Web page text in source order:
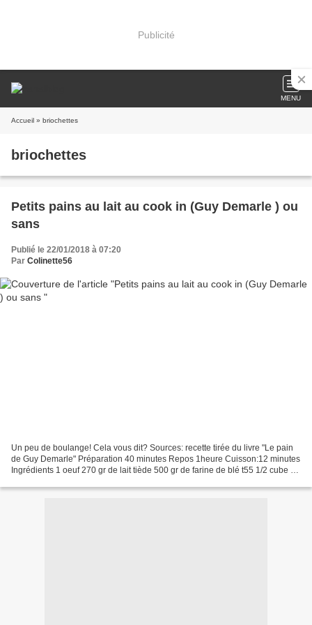
Publicité
MENU
Accueil » briochettes
briochettes
Petits pains au lait au cook in (Guy Demarle ) ou
sans
Publié le 22/01/2018 à 07:20
Par Colinette56
Un peu de boulange! Cela vous dit? Sources: recette tirée du livre "Le pain
de Guy Demarle" Préparation 40 minutes Repos 1heure Cuisson:12 minutes
Ingrédients 1 oeuf 270 gr de lait tiède 500 gr de farine de blé t55 1/2 cube de